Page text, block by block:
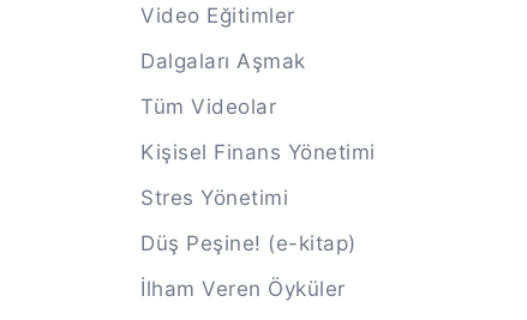
Video Eğitimler
Dalgaları Aşmak
Tüm Videolar
Kişisel Finans Yönetimi
Stres Yönetimi
Düş Peşine! (e-kitap)
İlham Veren Öyküler